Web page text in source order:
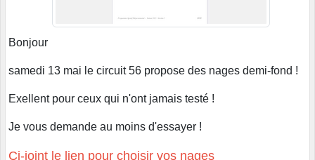
Bonjour
samedi 13 mai le circuit 56 propose des nages demi-fond !
Exellent pour ceux qui n'ont jamais testé !
Je vous demande au moins d'essayer !
Ci-joint le lien pour choisir vos nages